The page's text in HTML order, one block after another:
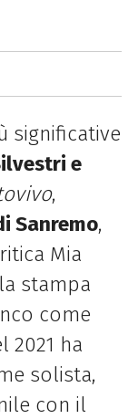
significative
e
,
Sanremo,
Mia
stampa
come
2021 ha
solista,
con il